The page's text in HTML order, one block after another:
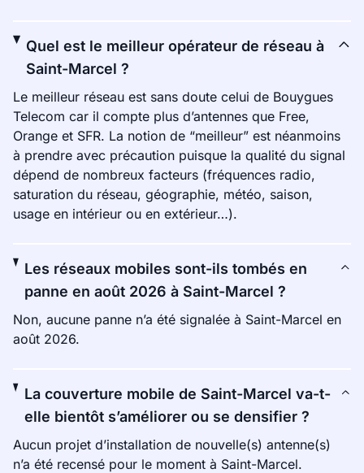
Quel est le meilleur opérateur de réseau à
Saint-Marcel ?
Le meilleur réseau est sans doute celui de Bouygues
Telecom car il compte plus d’antennes que Free,
Orange et SFR. La notion de “meilleur” est néanmoins
à prendre avec précaution puisque la qualité du signal
dépend de nombreux facteurs (fréquences radio,
saturation du réseau, géographie, météo, saison,
usage en intérieur ou en extérieur…).
Les réseaux mobiles sont-ils tombés en
panne en août 2026 à Saint-Marcel ?
Non, aucune panne n’a été signalée à Saint-Marcel en
août 2026.
La couverture mobile de Saint-Marcel va-t-
elle bientôt s’améliorer ou se densifier ?
Aucun projet d’installation de nouvelle(s) antenne(s)
n’a été recensé pour le moment à Saint-Marcel.